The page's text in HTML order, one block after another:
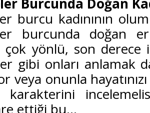
burcu kadınının
burcunda doğan
çok yönlü, son
gibi onları anlamak
veya onunla
ettiği bu...